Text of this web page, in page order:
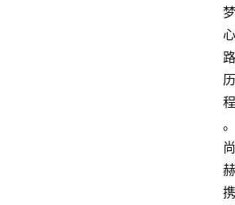
梦
心
路
历
程
。
尚
赫
携